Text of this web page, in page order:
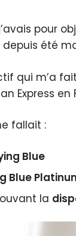
pour
depuis été
qui m’a
Express en
fallait :
Blue
Blue
la